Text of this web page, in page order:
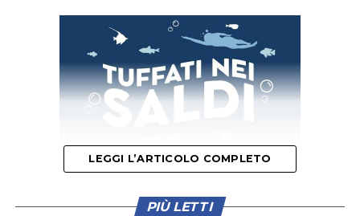
LEGGI L’ARTICOLO COMPLETO
PIÙ LETTI